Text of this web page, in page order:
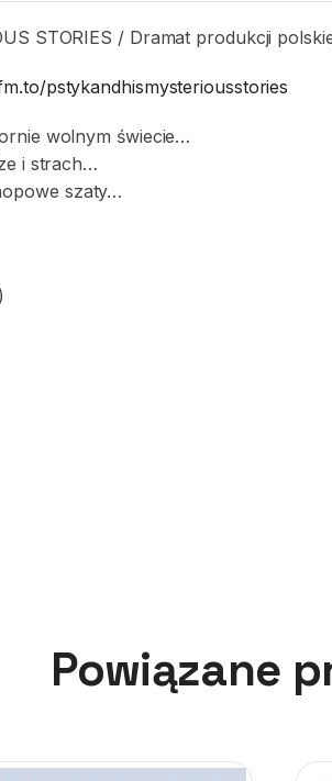
STORIES / Dramat produkcji
pstykandhismysteriousstories
wolnym świecie…
i strach…
szaty…
Powiązane